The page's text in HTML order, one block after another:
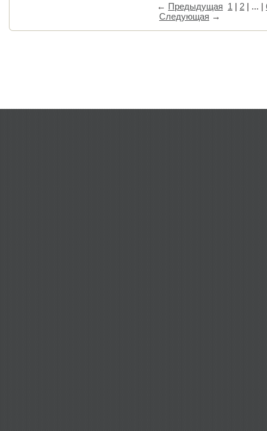
← Предыдущая 1 | 2 | ... |
Следующая →